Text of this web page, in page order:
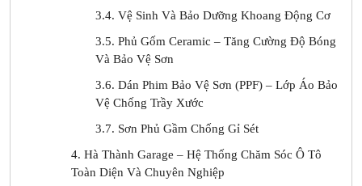
3.4. Vệ Sinh Và Bảo Dưỡng Khoang Động Cơ
3.5. Phủ Gốm Ceramic – Tăng Cường Độ Bóng
Và Bảo Vệ Sơn
3.6. Dán Phim Bảo Vệ Sơn (PPF) – Lớp Áo Bảo
Vệ Chống Trầy Xước
3.7. Sơn Phủ Gầm Chống Gỉ Sét
4. Hà Thành Garage – Hệ Thống Chăm Sóc Ô Tô
Toàn Diện Và Chuyên Nghiệp